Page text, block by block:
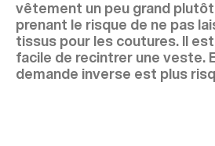
vêtement un peu grand plutôt
prenant le risque de ne pas
tissus pour les coutures. Il
facile de recintrer une veste.
demande inverse est plus